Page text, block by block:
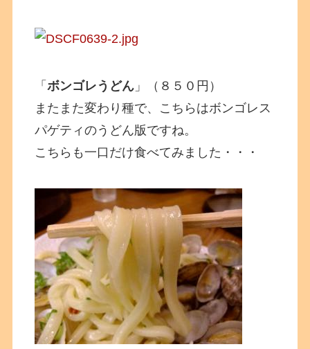
「ボンゴレうどん 」（８５０円）
またまた変わり種で、こちらはボンゴレス
パゲティのうどん版ですね。
こちらも一口だけ食べてみました・・・